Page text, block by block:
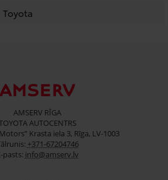
AMSERV RĪGA
AUTOCENTRS
Krasta iela 3, Rīga, LV-1003
+371-67204746
pasts: info@amserv.lv